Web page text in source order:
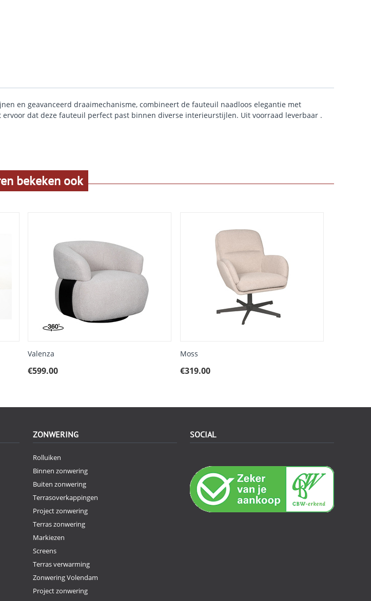
en geavanceerd draaimechanisme, combineert de fauteuil naadloos elegantie met
dat deze fauteuil perfect past binnen diverse interieurstijlen. Uit voorraad leverbaar .
bekeken ook
Valenza
€599.00
Moss
€319.00
ZONWERING
Rolluiken
Binnen zonwering
Buiten zonwering
Terrasoverkappingen
Project zonwering
Terras zonwering
Markiezen
Screens
Terras verwarming
Zonwering Volendam
Project zonwering
SOCIAL